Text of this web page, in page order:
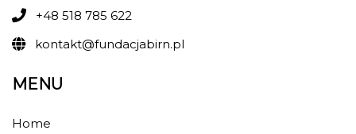
+48 518 785 622
kontakt@fundacjabirn.pl
MENU
Home